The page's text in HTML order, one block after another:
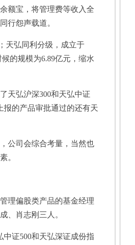
额宝，将管理费等收入全
行怨声载道。
弘同利分级，成立于
的规模为6.89亿元，缩水
天弘沪深300和天弘中证
报的产品审批通过的还有天
公司会综合考量，当然也
。
理偏股类产品的基金经理
、肖志刚三人。
证500和天弘深证成份指